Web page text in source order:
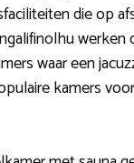
die op
waar een
kamers